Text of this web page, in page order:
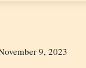
9, 2023